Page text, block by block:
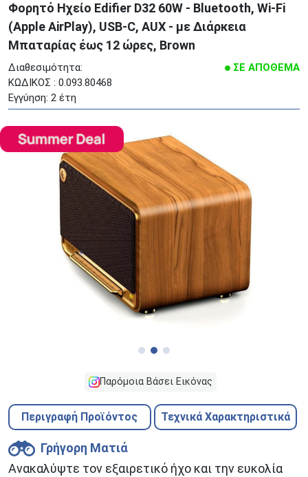
Φορητό Ηχείο Edifier D32 60W - Bluetooth, Wi-Fi
(Apple AirPlay), USB-C, AUX - με Διάρκεια
Μπαταρίας έως 12 ώρες, Brown
Διαθεσιμότητα:
ΣΕ ΑΠΟΘΕΜΑ
ΚΩΔΙΚΟΣ : 0.093.80468
Εγγύηση: 2 έτη
Παρόμοια Βάσει Εικόνας
Περιγραφή Προϊόντος Τεχνικά Χαρακτηριστικά
Γρήγορη Ματιά
Ανακαλύψτε τον εξαιρετικό ήχο και την ευκολία